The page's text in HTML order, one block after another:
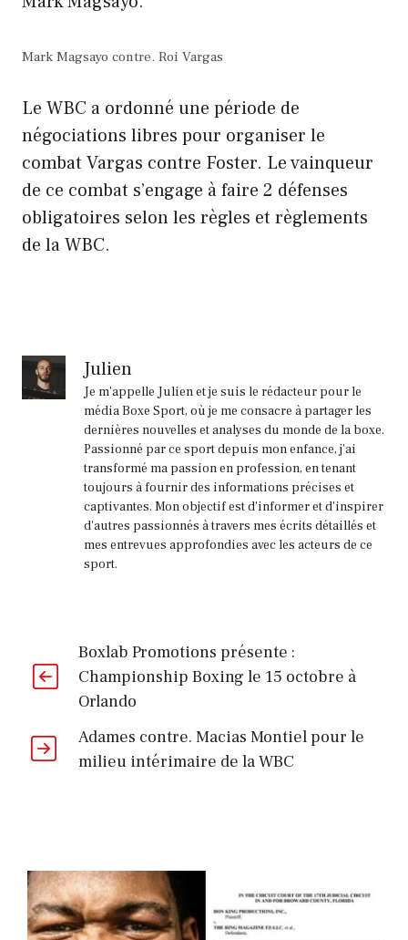
Mark Magsayo contre. Roi Vargas
Le WBC a ordonné une période de
négociations libres pour organiser le
combat Vargas contre Foster. Le vainqueur
de ce combat s’engage à faire 2 défenses
obligatoires selon les règles et règlements
de la WBC.
Julien
Je m'appelle Julien et je suis le rédacteur pour le
média Boxe Sport, où je me consacre à partager les
dernières nouvelles et analyses du monde de la boxe.
Passionné par ce sport depuis mon enfance, j'ai
transformé ma passion en profession, en tenant
toujours à fournir des informations précises et
captivantes. Mon objectif est d'informer et d'inspirer
d'autres passionnés à travers mes écrits détaillés et
mes entrevues approfondies avec les acteurs de ce
sport.
Boxlab Promotions présente :
Championship Boxing le 15 octobre à
Orlando
Adames contre. Macias Montiel pour le
milieu intérimaire de la WBC